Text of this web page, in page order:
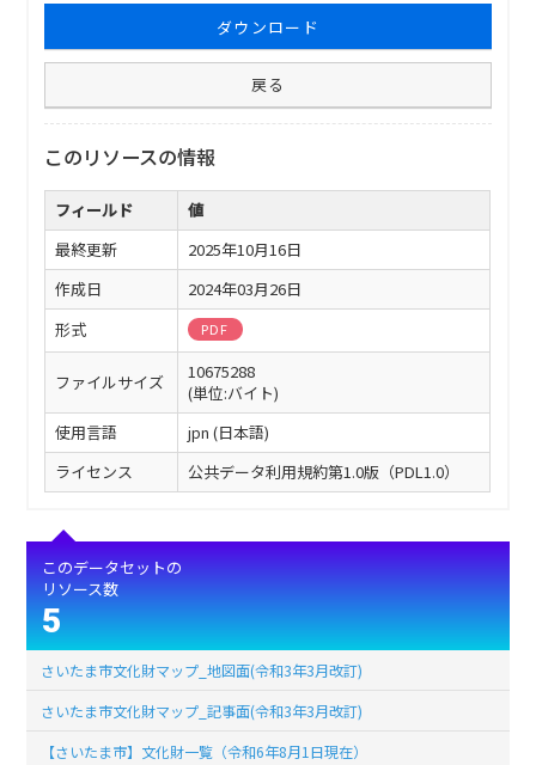
ダウンロード
戻る
このリソースの情報
フィールド
値
最終更新
2025年10月16日
作成日
2024年03月26日
形式
PDF
ファイルサイズ
10675288
(単位:バイト)
使用言語
jpn (日本語)
ライセンス
公共データ利用規約第1.0版（PDL1.0）
このデータセットの
リソース数
5
さいたま市文化財マップ_地図面(令和3年3月改訂)
さいたま市文化財マップ_記事面(令和3年3月改訂)
【さいたま市】文化財一覧（令和6年8月1日現在）